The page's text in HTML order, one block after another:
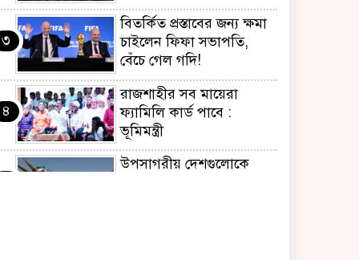
৩
বিতর্কিত প্রস্তাবের জন্য ক্ষমা
চাইলেন ফিফা সভাপতি,
বেঁচে গেল গদি!
৪
রাজশাহীর সব মায়েরা
ফ্যামিলি কার্ড পাবে :
ভূমিমন্ত্রী
উপসাগরীয় দেশগুলোকে